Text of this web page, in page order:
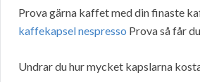
Prova gärna kaffet med din finaste
kaffekapsel nespresso Prova så får
Undrar du hur mycket kapslarna